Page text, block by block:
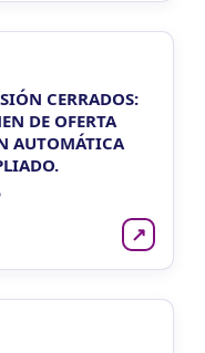
CERRADOS:
DE OFERTA
AUTOMÁTICA
↗